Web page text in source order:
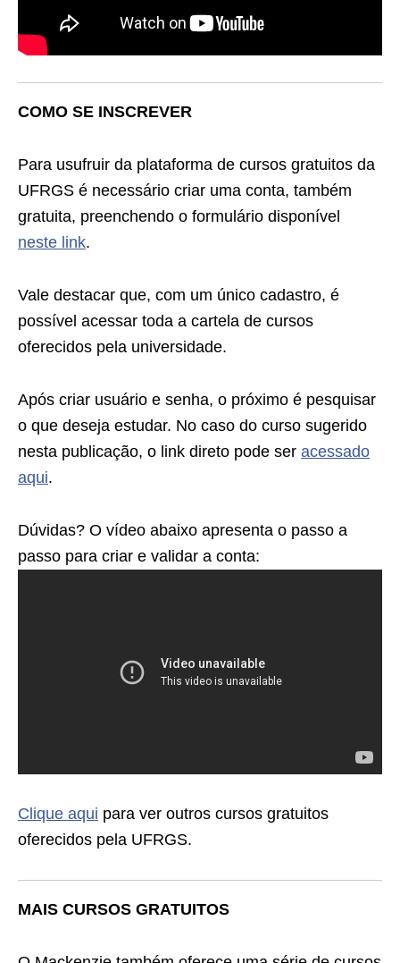
COMO SE INSCREVER
Para usufruir da plataforma de cursos gratuitos da
UFRGS é necessário criar uma conta, também
gratuita, preenchendo o formulário disponível
neste link.
Vale destacar que, com um único cadastro, é
possível acessar toda a cartela de cursos
oferecidos pela universidade.
Após criar usuário e senha, o próximo é pesquisar
o que deseja estudar. No caso do curso sugerido
nesta publicação, o link direto pode ser acessado
aqui.
Dúvidas? O vídeo abaixo apresenta o passo a
passo para criar e validar a conta:
Clique aqui para ver outros cursos gratuitos
oferecidos pela UFRGS.
MAIS CURSOS GRATUITOS